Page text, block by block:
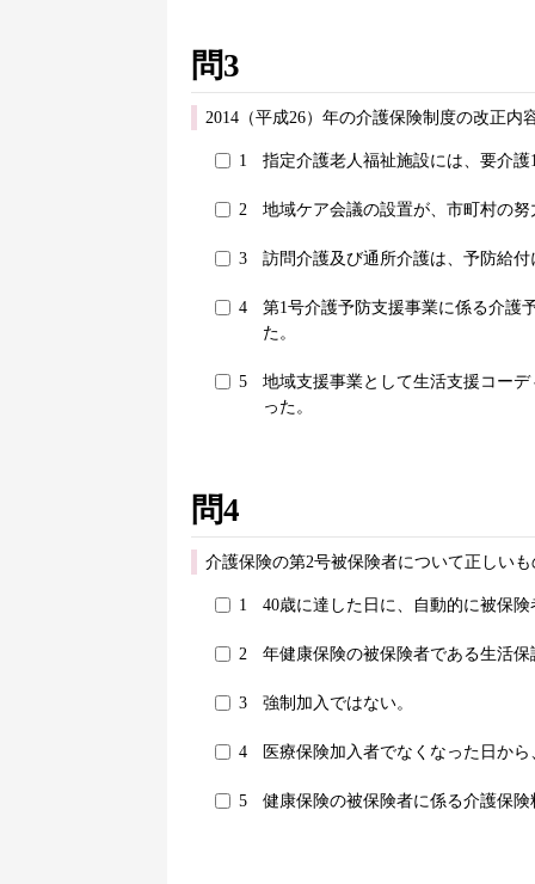
問3
2014（平成26）年の介護保険制度の改正
1 指定介護老人福祉施設には、要介
2 地域ケア会議の設置が、市町村の
3 訪問介護及び通所介護は、予防給
4
第1号介護予防支援事業に係る介護
た。
5
地域支援事業として生活支援コー
った。
問4
介護保険の第2号被保険者について正しい
1 40歳に達した日に、自動的に被保
2 年健康保険の被保険者である生活
3 強制加入ではない。
4 医療保険加入者でなくなった日か
5 健康保険の被保険者に係る介護保